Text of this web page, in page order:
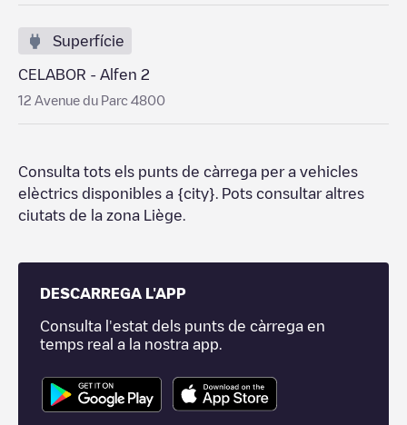
Superfície
CELABOR - Alfen 2
12 Avenue du Parc 4800
Consulta tots els punts de càrrega per a vehicles
elèctrics disponibles a {city} . Pots consultar altres
ciutats de la zona
Liège
DESCARREGA L'APP
Consulta l'estat dels punts de càrrega en
temps real a la nostra app.